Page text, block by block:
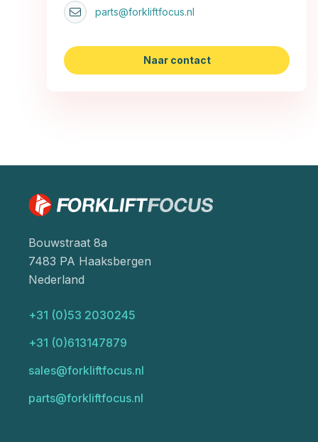
parts@forkliftfocus.nl
Naar contact
Bouwstraat 8a
7483 PA Haaksbergen
Nederland
+31 (0)53 2030245
+31 (0)613147879
sales@forkliftfocus.nl
parts@forkliftfocus.nl